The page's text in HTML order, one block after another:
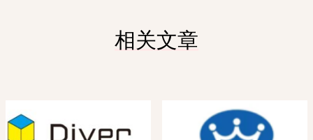
相关文章